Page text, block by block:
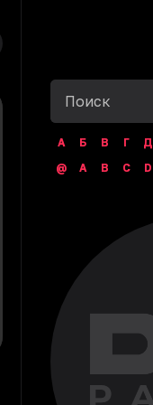
А Б В Г Д
@
A B C D